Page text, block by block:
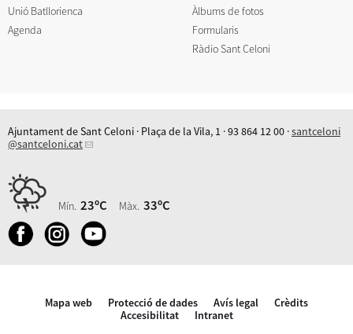
Unió Batllorienca
Agenda
Àlbums de fotos
Formularis
Ràdio Sant Celoni
Ajuntament de Sant Celoni · Plaça de la Vila, 1 · 93 864 12 00 ·santceloni
@santceloni.cat
Mín. 23ºC Màx. 33ºC
Mapa web Protecció de dades Avís legal
Crèdits
Accesibilitat
Intranet